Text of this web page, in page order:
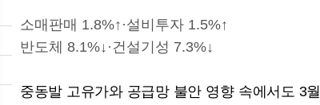
소매판매 1.8%↑·설비투자 1.5%↑
반도체 8.1%↓·건설기성 7.3%↓
중동발 고유가와 공급망 불안 영향 속에서도 3